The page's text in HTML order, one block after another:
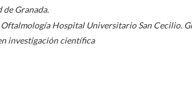
Granada.
Hospital Universitario San Cecilio.
investigación científica